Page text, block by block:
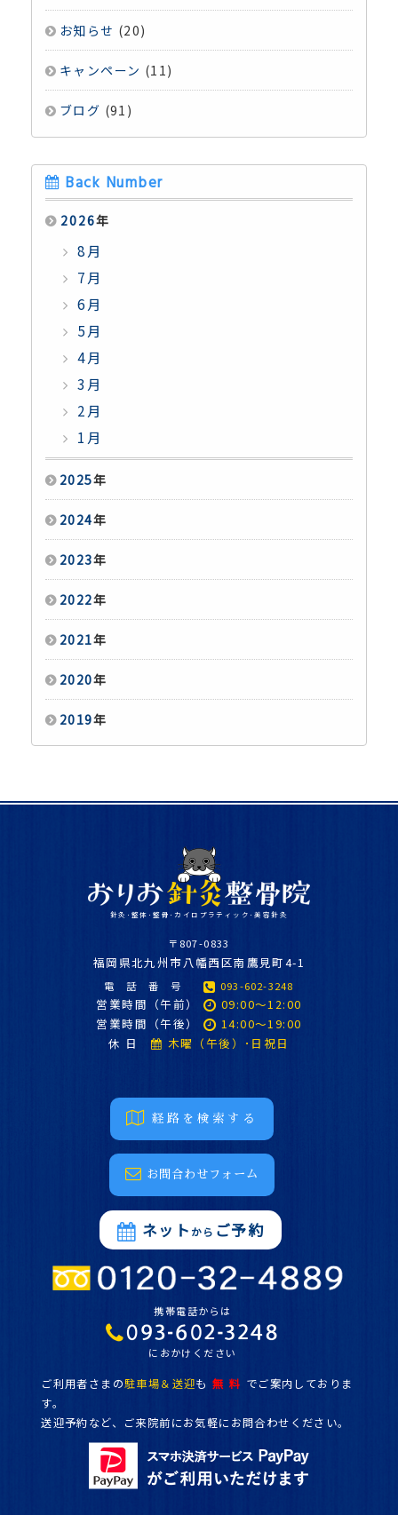
お知らせ (20)
キャンペーン (11)
ブログ (91)
Back Number
2026年
8月
7月
6月
5月
4月
3月
2月
1月
2025年
2024年
2023年
2022年
2021年
2020年
2019年
針灸･整体･整骨･カイロプラティック･美容針灸
〒807-0833
福岡県北九州市八幡西区南鷹見町4-1
電 話 番 号 093-602-3248
営業時間（午前）
09:00～12:00
営業時間（午後）
14:00～19:00
休 日
木曜（午後）･日祝日
経路を検索する
お問合わせフォーム
ネット から ご予約
携帯電話からは
におかけください
ご利用者さまの駐車場＆送迎も 無 料 でご案内しておりま
す。
送迎予約など、ご来院前にお気軽にお問合わせください。